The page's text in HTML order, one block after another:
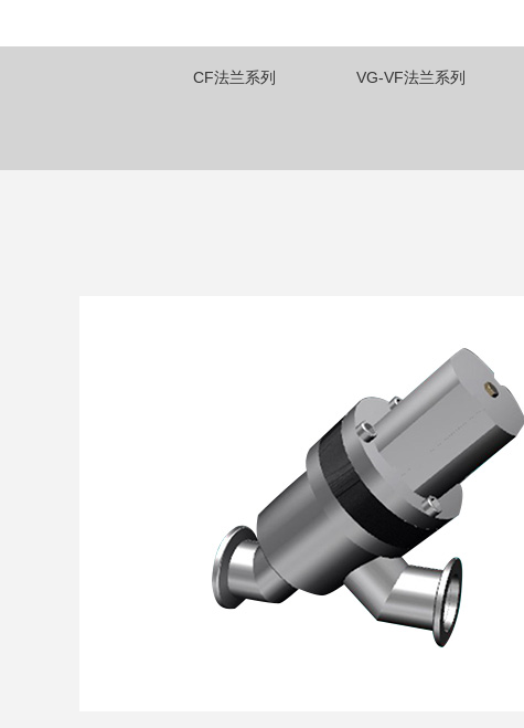
CF法兰系列 VG-VF法兰系列